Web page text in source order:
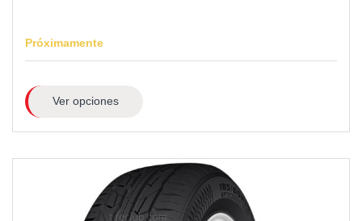
Próximamente
Ver opciones